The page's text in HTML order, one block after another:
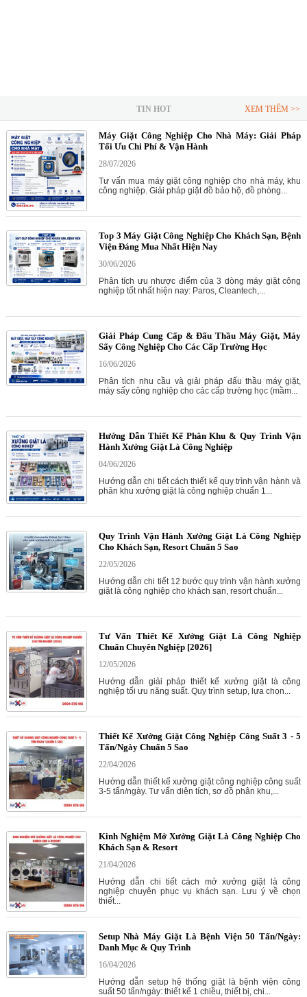
TIN HOT XEM THÊM >>
Máy Giặt Công Nghiệp Cho Nhà Máy: Giải Pháp
Tối Ưu Chi Phí & Vận Hành
28/07/2026
Tư vấn mua máy giặt công nghiệp cho nhà máy, khu
công nghiệp. Giải pháp giặt đồ bảo hộ, đồ phòng...
Top 3 Máy Giặt Công Nghiệp Cho Khách Sạn, Bệnh
Viện Đáng Mua Nhất Hiện Nay
30/06/2026
Phân tích ưu nhược điểm của 3 dòng máy giặt công
nghiệp tốt nhất hiện nay: Paros, Cleantech,...
Giải Pháp Cung Cấp & Đấu Thầu Máy Giặt, Máy
Sấy Công Nghiệp Cho Các Cấp Trường Học
16/06/2026
Phân tích nhu cầu và giải pháp đấu thầu máy giặt,
máy sấy công nghiệp cho các cấp trường học (mầm...
Hướng Dẫn Thiết Kế Phân Khu & Quy Trình Vận
Hành Xưởng Giặt Là Công Nghiệp
04/06/2026
Hướng dẫn chi tiết cách thiết kế quy trình vận hành và
phân khu xưởng giặt là công nghiệp chuẩn 1...
Quy Trình Vận Hành Xưởng Giặt Là Công Nghiệp
Cho Khách Sạn, Resort Chuẩn 5 Sao
22/05/2026
Hướng dẫn chi tiết 12 bước quy trình vận hành xưởng
giặt là công nghiệp cho khách sạn, resort chuẩn...
Tư Vấn Thiết Kế Xưởng Giặt Là Công Nghiệp
Chuẩn Chuyên Nghiệp [2026]
12/05/2026
Hướng dẫn giải pháp thiết kế xưởng giặt là công
nghiệp tối ưu năng suất. Quy trình setup, lựa chọn...
Thiết Kế Xưởng Giặt Công Nghiệp Công Suất 3 - 5
Tấn/Ngày Chuẩn 5 Sao
22/04/2026
Hướng dẫn thiết kế xưởng giặt công nghiệp công suất
3-5 tấn/ngày. Tư vấn diện tích, sơ đồ phân khu,...
Kinh Nghiệm Mở Xưởng Giặt Là Công Nghiệp Cho
Khách Sạn & Resort
21/04/2026
Hướng dẫn chi tiết cách mở xưởng giặt là công
nghiệp chuyên phục vụ khách sạn. Lưu ý về chọn
thiết...
Setup Nhà Máy Giặt Là Bệnh Viện 50 Tấn/Ngày:
Danh Mục & Quy Trình
16/04/2026
Hướng dẫn setup hệ thống giặt là bệnh viện công
suất 50 tấn/ngày: thiết kế 1 chiều, thiết bị, chi...